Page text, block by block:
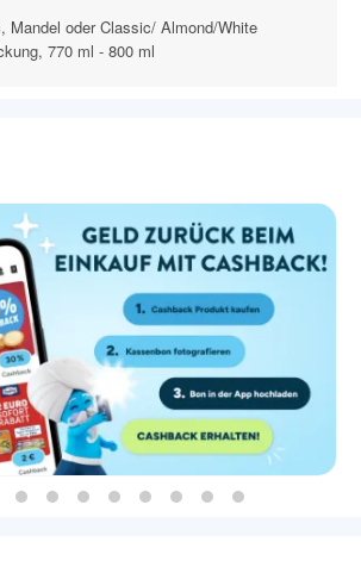
Mandel oder Classic/ Almond/White
770 ml - 800 ml